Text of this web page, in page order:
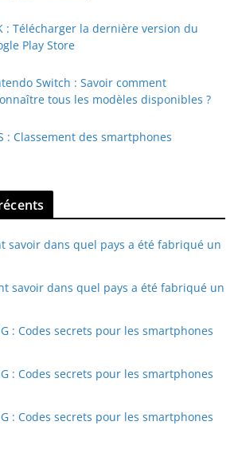
: Télécharger la dernière version du
Play Store
Switch : Savoir comment
tous les modèles disponibles ?
: Classement des smartphones
savoir dans quel pays a été fabriqué un
savoir dans quel pays a été fabriqué un
: Codes secrets pour les smartphones
: Codes secrets pour les smartphones
: Codes secrets pour les smartphones